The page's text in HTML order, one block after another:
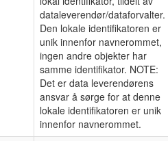
dataleverendør/dataforvalter.
Den lokale identifikatoren er
unik innenfor navnerommet,
ingen andre objekter har
samme identifikator. NOTE:
Det er data leverendørens
ansvar å sørge for at denne
lokale identifikatoren er unik
innenfor navnerommet.